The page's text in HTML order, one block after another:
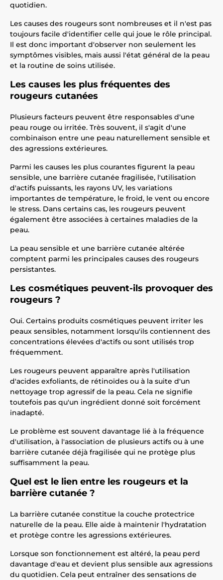
quotidien.
Les causes des rougeurs sont nombreuses et il n'est pas
toujours facile d'identifier celle qui joue le rôle principal.
Il est donc important d'observer non seulement les
symptômes visibles, mais aussi l'état général de la peau
et la routine de soins utilisée.
Les causes les plus fréquentes des
rougeurs cutanées
Plusieurs facteurs peuvent être responsables d'une
peau rouge ou irritée. Très souvent, il s'agit d'une
combinaison entre une peau naturellement sensible et
des agressions extérieures.
Parmi les causes les plus courantes figurent la peau
sensible, une barrière cutanée fragilisée, l'utilisation
d'actifs puissants, les rayons UV, les variations
importantes de température, le froid, le vent ou encore
le stress. Dans certains cas, les rougeurs peuvent
également être associées à certaines maladies de la
peau.
La peau sensible et une barrière cutanée altérée
comptent parmi les principales causes des rougeurs
persistantes.
Les cosmétiques peuvent-ils provoquer des
rougeurs ?
Oui. Certains produits cosmétiques peuvent irriter les
peaux sensibles, notamment lorsqu'ils contiennent des
concentrations élevées d'actifs ou sont utilisés trop
fréquemment.
Les rougeurs peuvent apparaître après l'utilisation
d'acides exfoliants, de rétinoïdes ou à la suite d'un
nettoyage trop agressif de la peau. Cela ne signifie
toutefois pas qu'un ingrédient donné soit forcément
inadapté.
Le problème est souvent davantage lié à la fréquence
d'utilisation, à l'association de plusieurs actifs ou à une
barrière cutanée déjà fragilisée qui ne protège plus
suffisamment la peau.
Quel est le lien entre les rougeurs et la
barrière cutanée ?
La barrière cutanée constitue la couche protectrice
naturelle de la peau. Elle aide à maintenir l'hydratation
et protège contre les agressions extérieures.
Lorsque son fonctionnement est altéré, la peau perd
davantage d'eau et devient plus sensible aux agressions
du quotidien. Cela peut entraîner des sensations de